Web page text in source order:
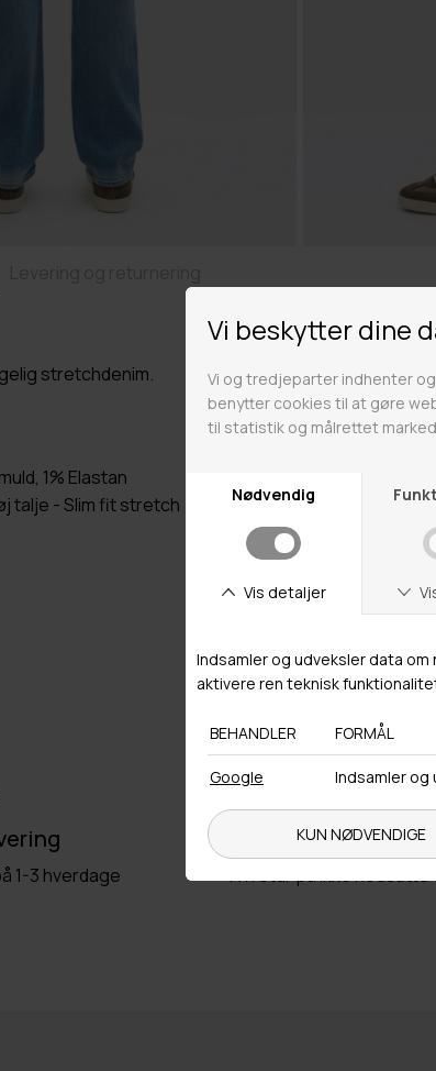
stretchdenim.
1% Elastan
talje - Slim fit stretch
Tiger of
Historien om
Mærket blev
Schwarmann
blot Tiger,
henvendte sig
klassisk snit.
bukser, hvor
bestod af.
1-3 hverdage
Returlabel vedlagt
Fri retur på ikke nedsatte